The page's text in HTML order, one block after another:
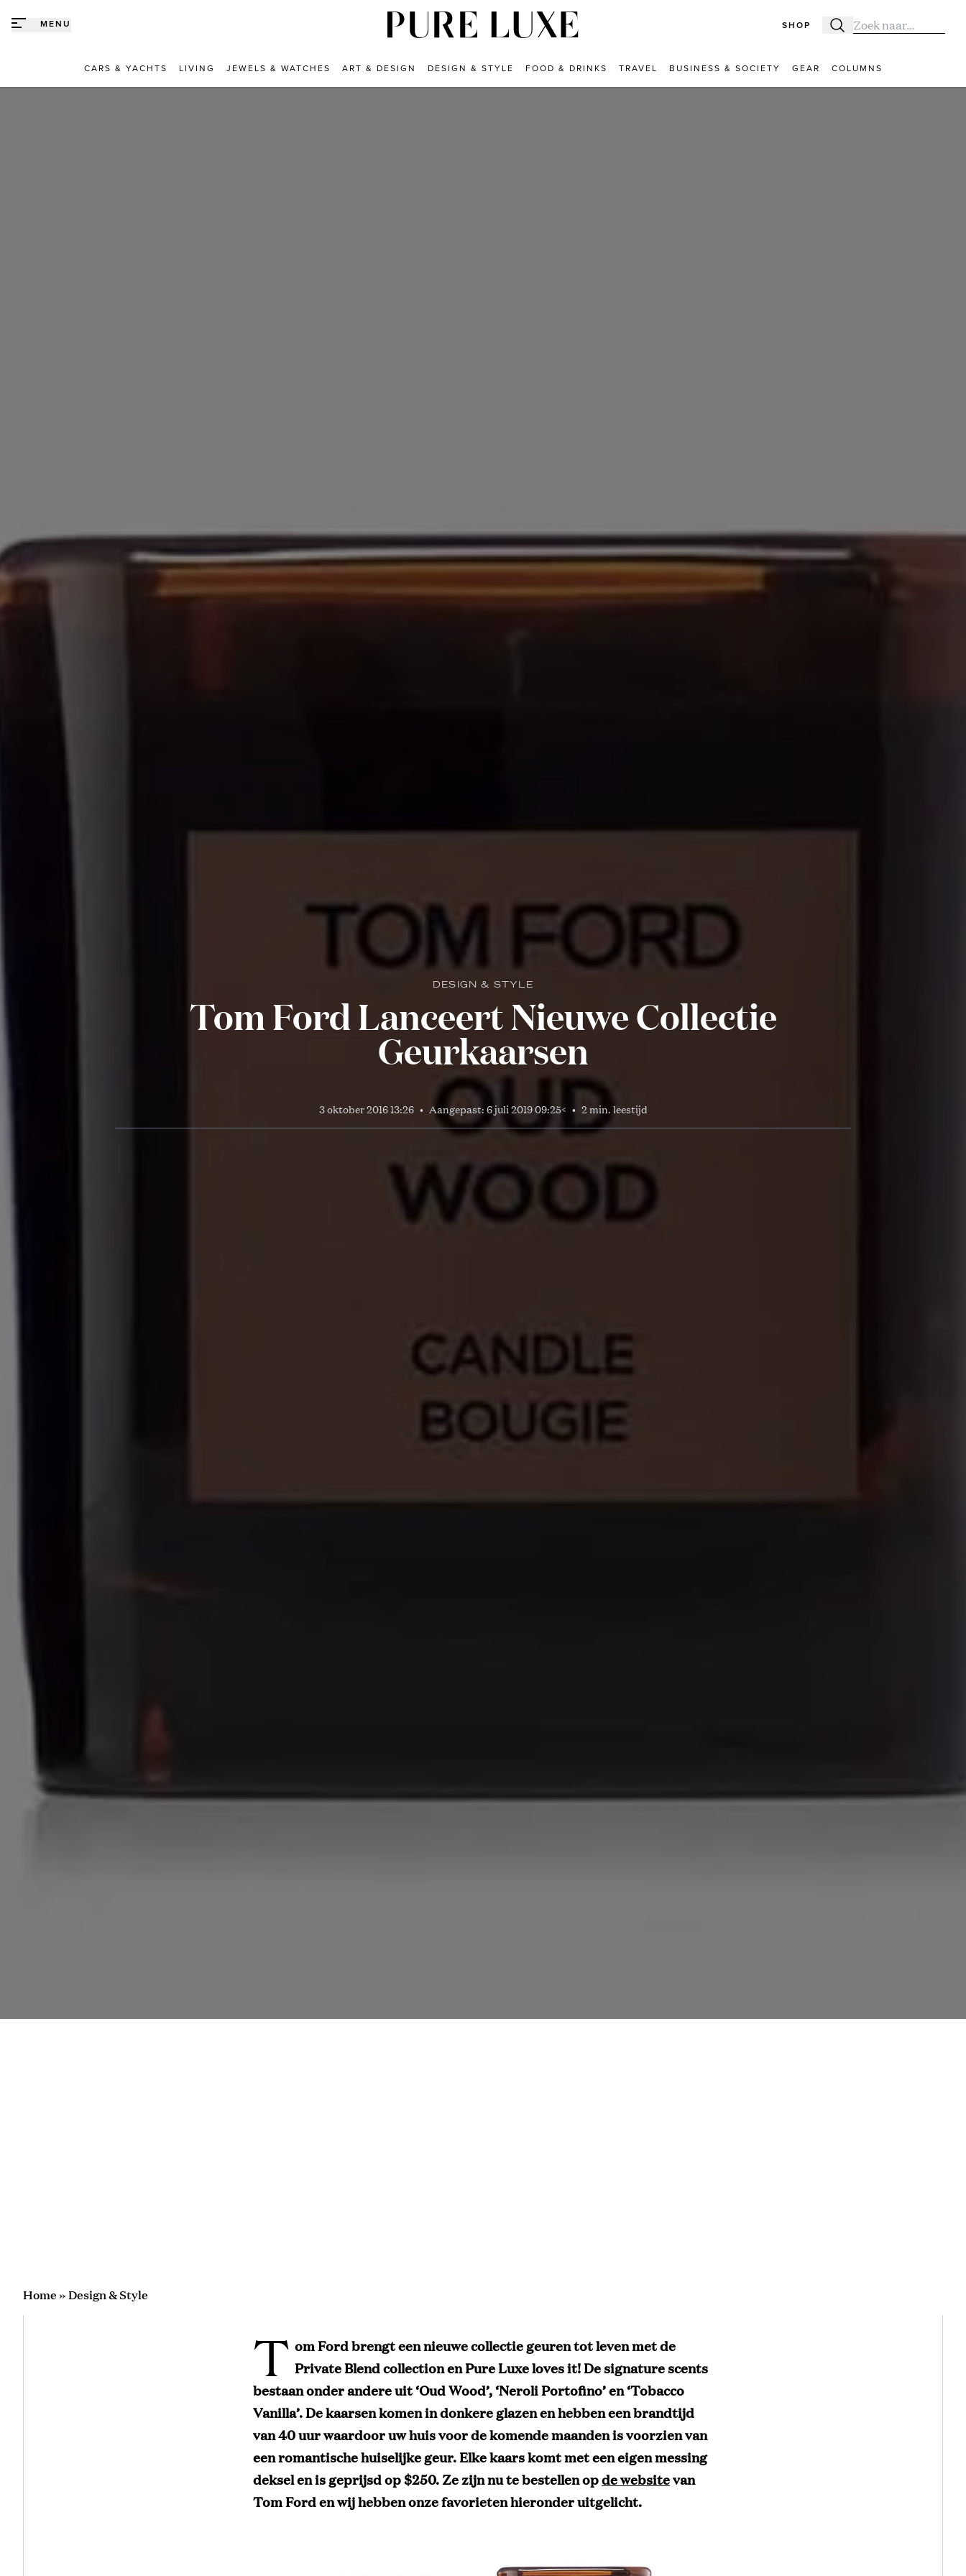
MENU SHOP Zoeken
Zoek naar:
CARS & YACHTS LIVING JEWELS & WATCHES ART & DESIGN DESIGN & STYLE FOOD & DRINKS TRAVEL BUSINESS & SOCIETY GEAR COLUMNS
DESIGN & STYLE
Tom Ford Lanceert Nieuwe Collectie
Geurkaarsen
3 oktober 2016 13:26 • Aangepast: 6 juli 2019 09:25< • 2 min. leestijd
Home»Design & Style
T om Ford brengt een nieuwe collectie geuren tot leven met de
Private Blend collection en Pure Luxe loves it! De signature scents
bestaan onder andere uit ‘Oud Wood’, ‘Neroli Portofino’ en ‘Tobacco
Vanilla’. De kaarsen komen in donkere glazen en hebben een brandtijd
van 40 uur waardoor uw huis voor de komende maanden is voorzien van
een romantische huiselijke geur. Elke kaars komt met een eigen messing
deksel en is geprijsd op $250. Ze zijn nu te bestellen opde websitevan
Tom Ford en wij hebben onze favorieten hieronder uitgelicht.